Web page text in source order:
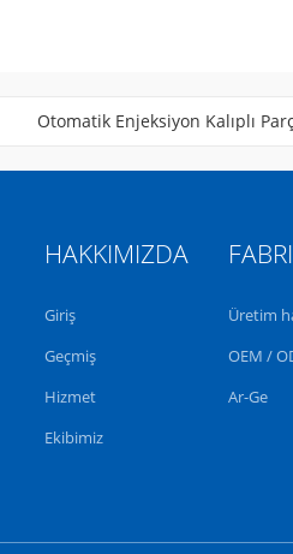
Otomatik Enjeksiyon Kalıplı
Tek Boşluklu Çok Boşluklu
HAKKIMIZDA
Giriş
Geçmiş
Hizmet
Ekibimiz
Üretim
OEM /
Ar-Ge